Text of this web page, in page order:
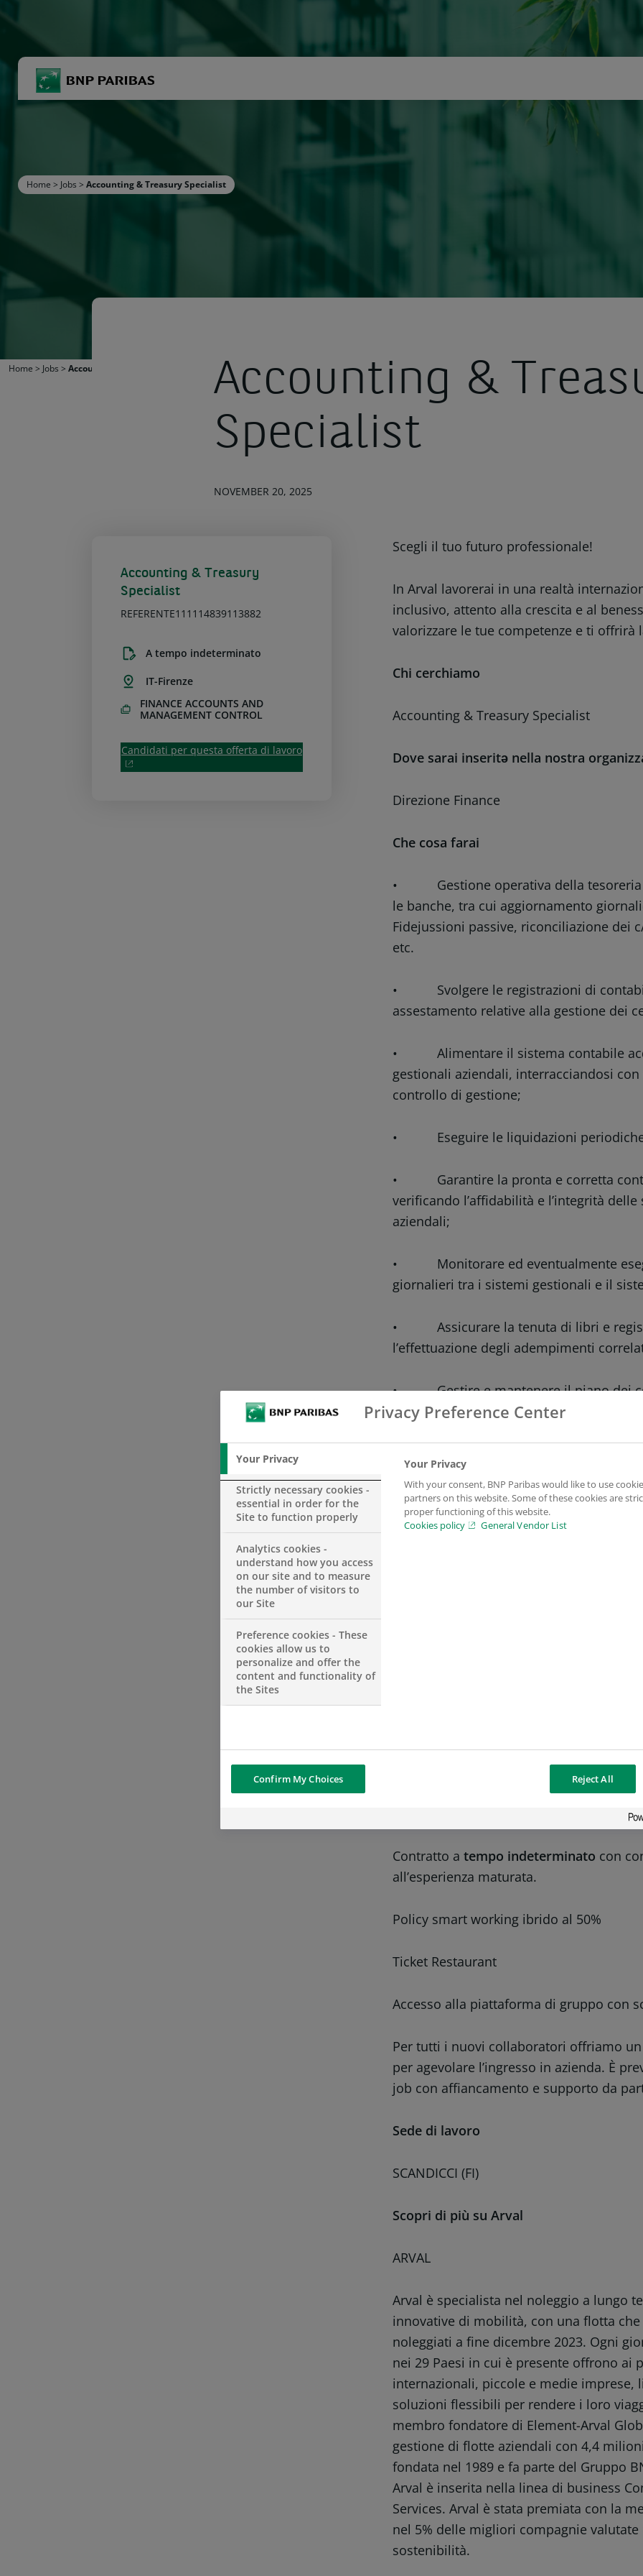
BNP Paribas
Inserisci i termini di ricerca Ricerca
Home > Jobs > Accounting & Treasury Specialist
Home > Jobs > Accounting & Treasury Specialist
Accounting &
Specialist
NOVEMBER 20, 2025
Accounting & Treasury
Specialist
REFERENTE111114839113882
A tempo indeterminato
IT-Firenze
FINANCE ACCOUNTS AND
MANAGEMENT CONTROL
Candidati per questa offerta di lavoro
Scegli il tuo futuro professionale!
In Arval lavorerai in una realtà
inclusivo, attento alla crescita e al
valorizzare le tue competenze e ti
Chi cerchiamo
Accounting & Treasury Specialist
Dove sarai inseritə nella nostra
Direzione Finance
Che cosa farai
• Gestione operativa della tesoreria
le banche, tra cui aggiornamento
Fidejussioni passive, riconciliazione dei
etc.
• Svolgere le registrazioni di
assestamento relative alla gestione dei
• Alimentare il sistema contabile
gestionali aziendali, interracciandosi
controllo di gestione;
• Eseguire le liquidazioni periodiche
• Garantire la pronta e corretta
verificando l’affidabilità e l’integrità
aziendali;
• Monitorare ed eventualmente
giornalieri tra i sistemi gestionali e il
• Assicurare la tenuta di libri e
l’effettuazione degli adempimenti
• Gestire e mantenere il piano dei
abbinamento ai fini di corretta
Matisse) in coordinamento con l’area
• Gestione della contabilizzazione
(assestamento ed integrazione) di fine
Predisposizione alle relazioni
Buona conoscenza dei comuni
Ottima capacità di analisi
Contratto atempo indeterminato con
all’esperienza maturata.
Policy smart working ibrido al 50%
Ticket Restaurant
Accesso alla piattaforma di gruppo con
Per tutti i nuovi collaboratori offriamo
per agevolare l’ingresso in azienda. È
job con affiancamento e supporto da
Sede di lavoro
SCANDICCI (FI)
Scopri di più su Arval
ARVAL
Arval è specialista nel noleggio a lungo
innovative di mobilità, con una flotta
noleggiati a fine dicembre 2023. Ogni
nei 29 Paesi in cui è presente offrono ai
internazionali, piccole e medie
soluzioni flessibili per rendere i loro
membro fondatore di Element-Arval
gestione di flotte aziendali con 4,4
fondata nel 1989 e fa parte del Gruppo
Arval è inserita nella linea di business
Services. Arval è stata premiata con la
nel 5% delle migliori compagnie
sostenibilità.
Privacy Preference Center
Your Privacy
Strictly necessary cookies -
essential in order for the
Site to function properly
Analytics cookies -
understand how you access
on our site and to measure
the number of visitors to
our Site
Preference cookies - These
cookies allow us to
personalize and offer the
content and functionality of
the Sites
Your Privacy
With your consent, BNP Paribas would like to use
partners on this website. Some of these cookies are
proper functioning of this website.
Cookies policy
General Vendor List
Confirm My Choices Reject All